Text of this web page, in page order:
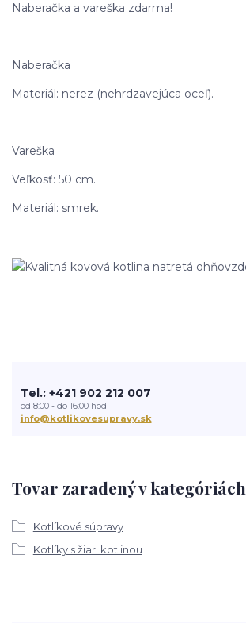
Naberačka a vareška zdarma!
Naberačka
Materiál: nerez (nehrdzavejúca oceľ).
Vareška
Veľkosť: 50 cm.
Materiál: smrek.
Tovar zaradený v kategóriách
Kotlíkové súpravy
Kotlíky s žiar. kotlinou
Tel.: +421 902 212 007
od 8:00 - do 16:00 hod
info@kotlikovesupravy.sk